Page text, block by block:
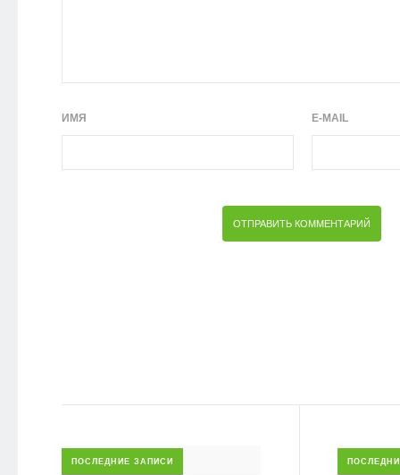
ИМЯ E-MAIL
ПОСЛЕДНИЕ ЗАПИСИ